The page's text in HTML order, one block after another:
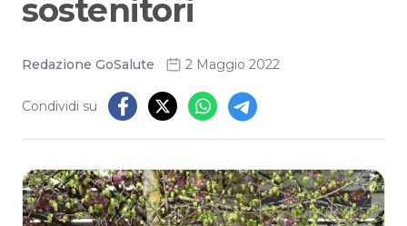
sostenitori
Redazione GoSalute 2 Maggio 2022
Condividi su